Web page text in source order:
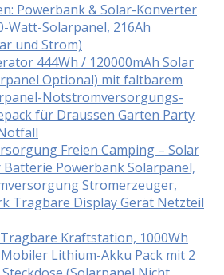
Powerbank & Solar-Konverter
Watt-Solarpanel, 216Ah
und Strom)
444Wh / 120000mAh Solar
Optional) mit faltbarem
Notstromversorgungs-
für Draussen Garten Party
Freien Camping – Solar
Powerbank Solarpanel,
Stromerzeuger,
Tragbare Display Gerät Netzteil
Tragbare Kraftstation, 1000Wh
Lithium-Akku Pack mit 2